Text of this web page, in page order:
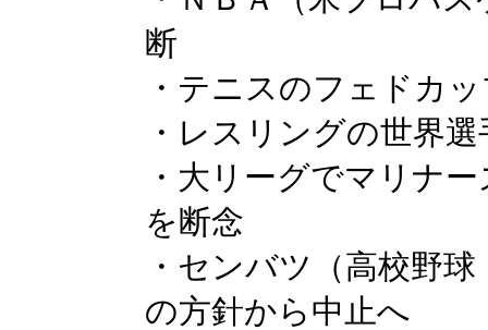
断
・テニスのフェドカ
・レスリングの世界
・大リーグでマリナ
を断念
・センバツ（高校野
の方針から中止へ